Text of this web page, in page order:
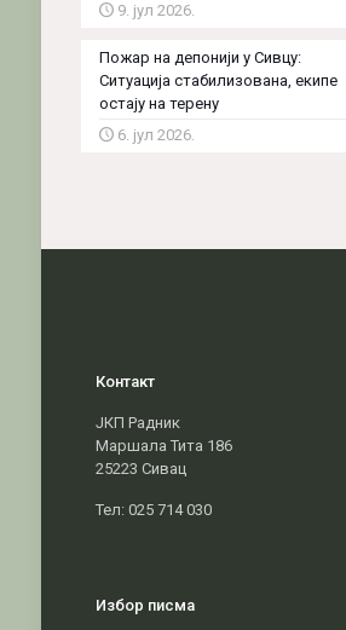
9. јул 2026.
Пожар на депонији у Сивцу:
Ситуација стабилизована, екипе
остају на терену
6. јул 2026.
Контакт
ЈКП Радник
Маршала Тита 186
25223 Сивац
Тел: 025 714 030
Избор писма